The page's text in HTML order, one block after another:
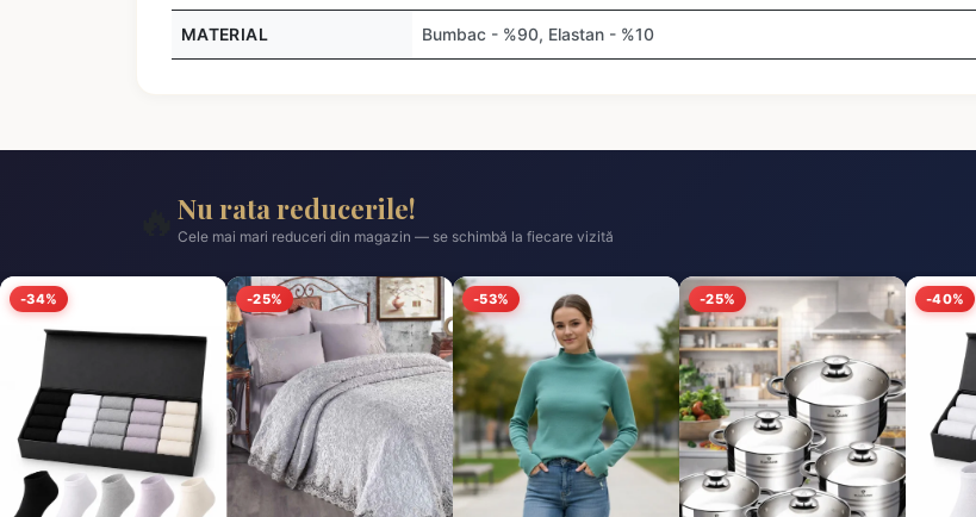
MATERIAL Bumbac - %90, Elastan - %10
Nu rata reducerile!
Cele mai mari reduceri din magazin — se schimbă la fiecare vizită
-34% -25% -53% -25% -40%